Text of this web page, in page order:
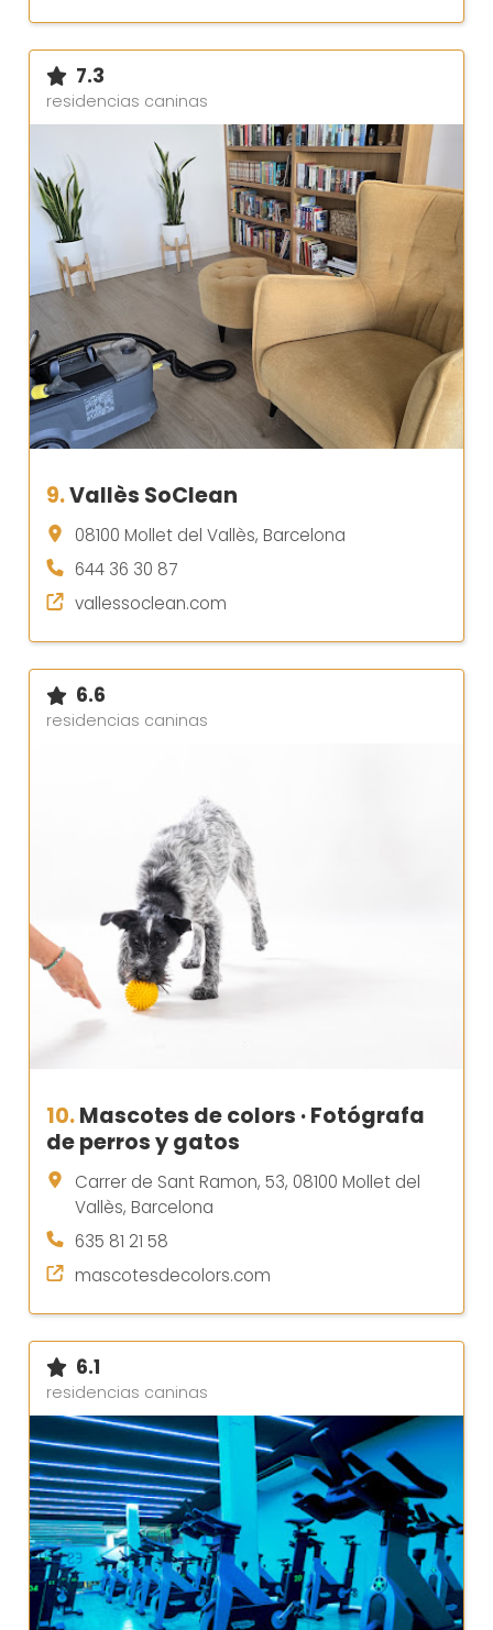
7.3
residencias caninas
9.Vallès SoClean
08100 Mollet del Vallès, Barcelona
644 36 30 87
vallessoclean.com
6.6
residencias caninas
10.Mascotes de colors · Fotógrafa
de perros y gatos
Carrer de Sant Ramon, 53, 08100 Mollet del
Vallès, Barcelona
635 81 21 58
mascotesdecolors.com
6.1
residencias caninas